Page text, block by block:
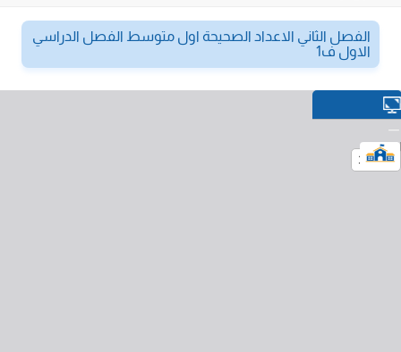
الفصل الثاني الاعداد الصحيحة اول متوسط الفصل الدراسي
الاول ف1